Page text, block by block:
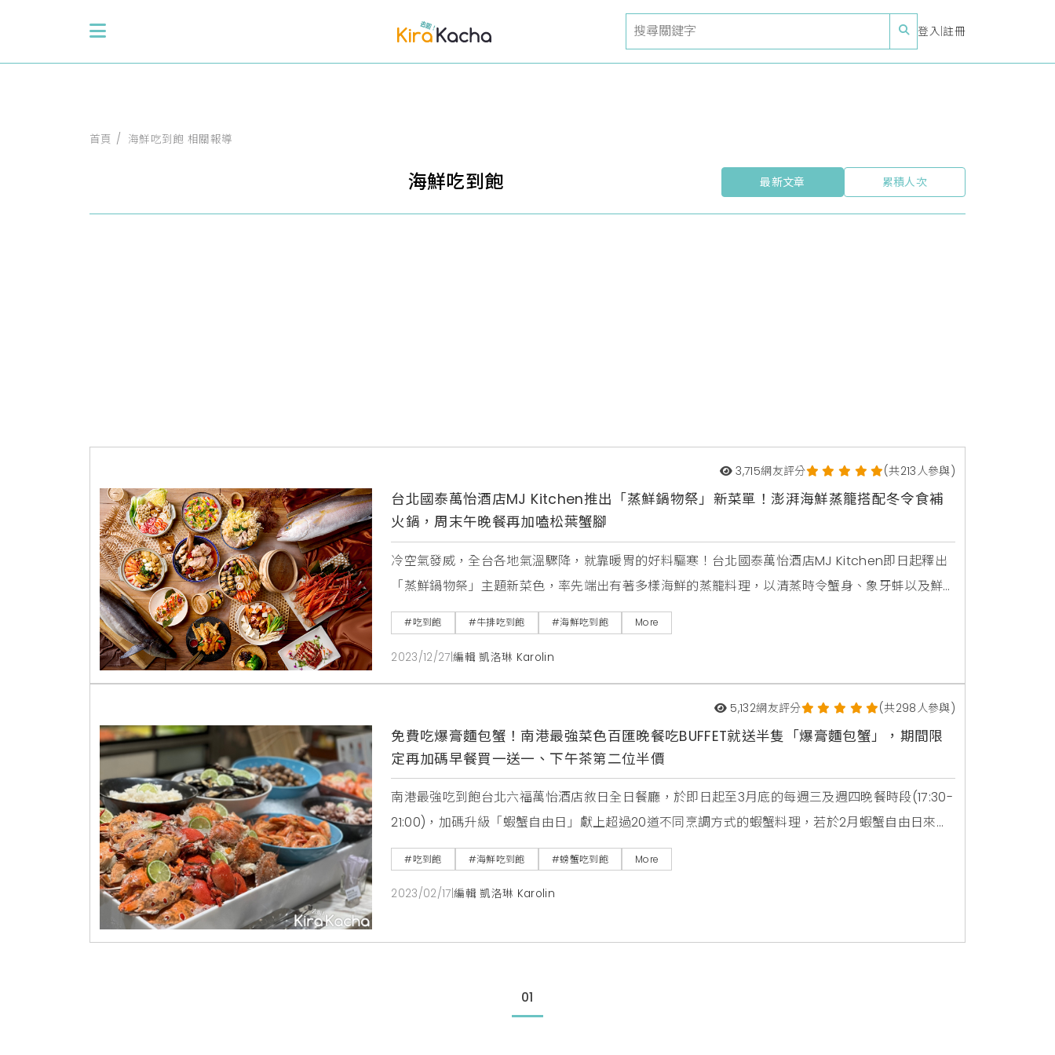
登入 註冊
首頁 海鮮吃到飽 相關報導
海鮮吃到飽 最新文章 累積人次
3,715網友評分 (共213人參與)
台北國泰萬怡酒店MJ Kitchen推出「蒸鮮鍋物祭」新菜單！澎湃海鮮蒸籠搭配冬令食補
火鍋，周末午晚餐再加嗑松葉蟹腳
冷空氣發威，全台各地氣溫驟降，就靠暖胃的好料驅寒！台北國泰萬怡酒店MJ Kitchen即日起釋出
「蒸鮮鍋物祭」主題新菜色，率先端出有著多樣海鮮的蒸籠料理，以清蒸時令蟹身、象牙蚌以及鮮
魚捲等新鮮漁獲，完整保留各類海鮮的原汁原味，周末午晚餐餐期加碼供應松葉蟹腳，一次囊括絕
品海韻。暖心鍋物則準備了草原蒙古羊肉鍋、港式胡椒豬肚鍋、北海道牛奶五花豬肉鍋、藥燉火山
排骨鍋以及南洋叻沙咖哩海鮮鍋等經典火鍋料理，口
#吃到飽 #牛排吃到飽 #海鮮吃到飽 More
2023/12/27 |編輯 凱洛琳 Karolin
5,132網友評分 (共298人參與)
免費吃爆膏麵包蟹！南港最強菜色百匯晚餐吃BUFFET就送半隻「爆膏麵包蟹」，期間限
定再加碼早餐買一送一、下午茶第二位半價
南港最強吃到飽台北六福萬怡酒店敘日全日餐廳，於即日起至3月底的每週三及週四晚餐時段(17:30-
21:00)，加碼升級「蝦蟹自由日」獻上超過20道不同烹調方式的蝦蟹料理，若於2月蝦蟹自由日來店
用餐，還能享有「早鳥獨家優惠」每位加贈蟹膏之王「胡椒麵包蟹」半隻，搭配爐烤現切牛排、各
式海鮮食材，搶攻吃到飽控必吃口袋名單。以餐檯選擇多元、精緻異國美食聞名的台北六福萬怡酒
店敘日全日餐廳，除了每季更換菜色以世
#吃到飽 #海鮮吃到飽 #螃蟹吃到飽 More
2023/02/17 |編輯 凱洛琳 Karolin
01